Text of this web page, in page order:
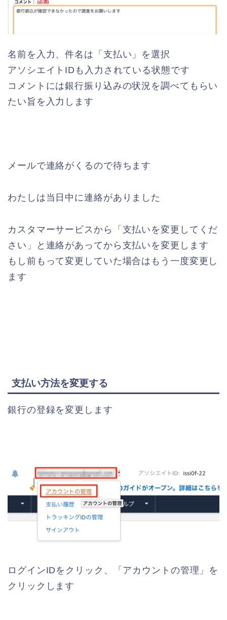
名前を入力、件名は「支払い」を選択
アソシエイトIDも入力されている状態です
コメントには銀行振り込みの状況を調べてもらい
たい旨を入力します
メールで連絡がくるので待ちます
わたしは当日中に連絡がありました
カスタマーサービスから「支払いを変更してくだ
さい」と連絡があってから支払いを変更します
もし前もって変更していた場合はもう一度変更し
ます
支払い方法を変更する
銀行の登録を変更します
ログインIDをクリック、「アカウントの管理」を
クリックします